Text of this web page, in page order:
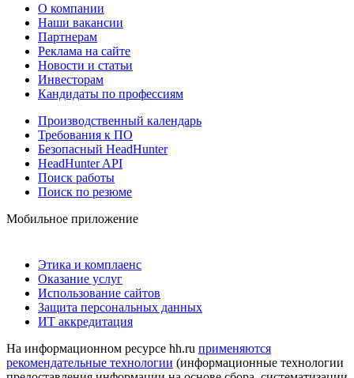
О компании
Наши вакансии
Партнерам
Реклама на сайте
Новости и статьи
Инвесторам
Кандидаты по профессиям
Производственный календарь
Требования к ПО
Безопасный HeadHunter
HeadHunter API
Поиск работы
Поиск по резюме
Мобильное приложение
Этика и комплаенс
Оказание услуг
Использование сайтов
Защита персональных данных
ИТ аккредитация
На информационном ресурсе hh.ru применяются
рекомендательные технологии (информационные технологии